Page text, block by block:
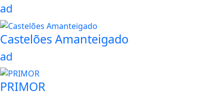
ad
Castelões Amanteigado
ad
PRIMOR